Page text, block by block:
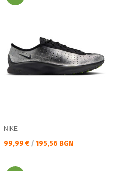
NIKE
Текуща цена:
99,99 € / 195,56 BGN